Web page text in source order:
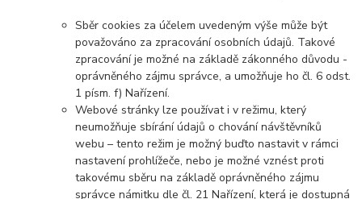
Sběr cookies za účelem uvedeným výše může být
považováno za zpracování osobních údajů. Takové
zpracování je možné na základě zákonného důvodu -
oprávněného zájmu správce, a umožňuje ho čl. 6 odst.
1 písm. f) Nařízení.
Webové stránky lze používat i v režimu, který
neumožňuje sbírání údajů o chování návštěvníků
webu – tento režim je možný buďto nastavit v rámci
nastavení prohlížeče, nebo je možné vznést proti
takovému sběru na základě oprávněného zájmu
správce námitku dle čl. 21 Nařízení, která je dostupná